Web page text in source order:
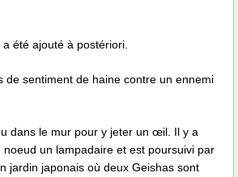
été ajouté à postériori.
de sentiment de haine contre un ennemi
dans le mur pour y jeter un œil. Il y a
un lampadaire et est poursuivi par
jardin japonais où deux Geishas sont